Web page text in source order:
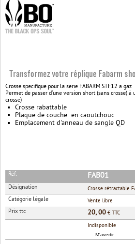
Transformez votre réplique Fabarm
Crosse spécifique pour la série FABARM STF12 à gaz
Permet de passer d'une version short (sans crosse) à
crosse)
Crosse rabattable
Plaque de couche en caoutchouc
Emplacement d'anneau de sangle QD
Réf. FAB01
Désignation Crosse rétractable
Catégorie légale Vente libre
Prix ttc 20, 00 € TTC
Indisponible
M'avertir